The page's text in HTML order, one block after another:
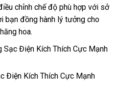
chỉnh chế độ phù hợp với sở
bạn đồng hành lý tưởng cho
hoa.
Điện Kích Thích Cực Mạnh